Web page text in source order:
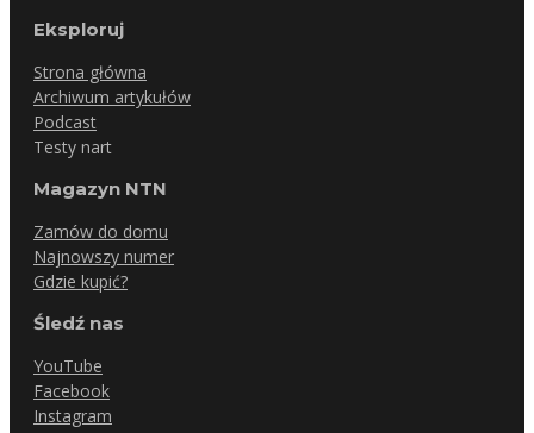
Eksploruj
Strona główna
Archiwum artykułów
Podcast
Testy nart
Magazyn NTN
Zamów do domu
Najnowszy numer
Gdzie kupić?
Śledź nas
YouTube
Facebook
Instagram